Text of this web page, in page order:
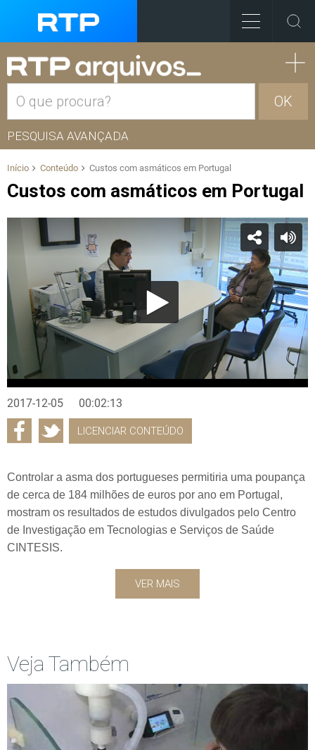
OK
PESQUISA AVANÇADA
Início Conteúdo Custos com asmáticos em Portugal
Custos com asmáticos em Portugal
2017-12-05 00:02:13
LICENCIAR CONTEÚDO
Controlar a asma dos portugueses permitiria uma poupança
de cerca de 184 milhões de euros por ano em Portugal,
mostram os resultados de estudos divulgados pelo Centro
de Investigação em Tecnologias e Serviços de Saúde
CINTESIS.
VER MAIS
Veja Também